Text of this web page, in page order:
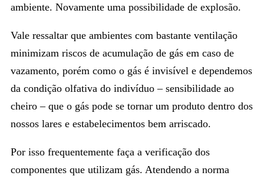
ambiente. Novamente uma possibilidade de explosão.
Vale ressaltar que ambientes com bastante ventilação
minimizam riscos de acumulação de gás em caso de
vazamento, porém como o gás é invisível e dependemos
da condição olfativa do indivíduo – sensibilidade ao
cheiro – que o gás pode se tornar um produto dentro dos
nossos lares e estabelecimentos bem arriscado.
Por isso frequentemente faça a verificação dos
componentes que utilizam gás. Atendendo a norma